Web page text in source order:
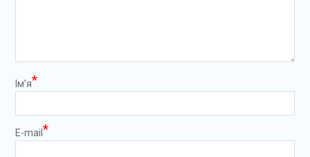
Ім’я*
E-mail *